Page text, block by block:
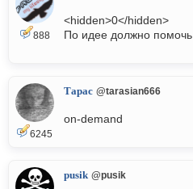
888
<hidden>0</hidden>
По идее должно помочь
6245
Тарас @tarasian666
on-demand
pusik @pusik